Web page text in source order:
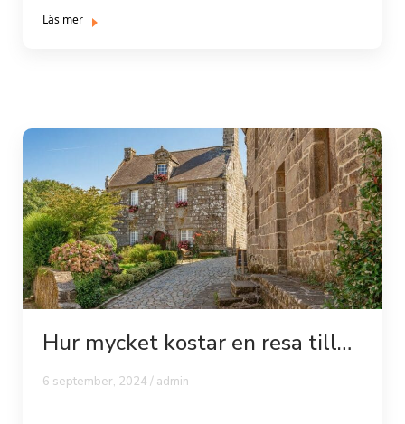
Läs mer
Hur mycket kostar en resa till
Frankrike...
6 september, 2024 / admin